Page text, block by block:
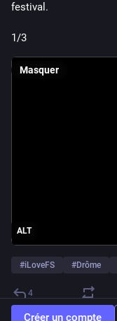
festival.
1/3
ALT
Masquer
#iLoveFS #Drôme
4
Créer un compte